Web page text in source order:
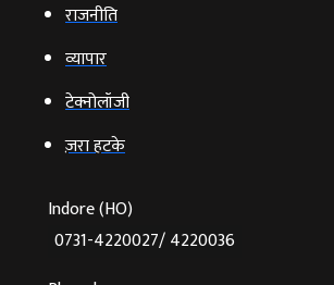
राजनीति
व्‍यापार
टेक्‍नोलॉजी
ज़रा हटके
Indore (HO)
0731-4220027/ 4220036